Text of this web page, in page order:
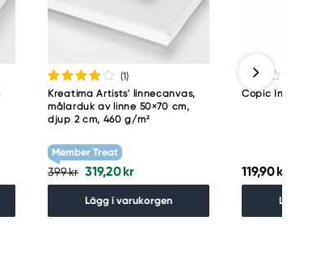
(1)
Kreatima Artists' linnecanvas,
målarduk av linne 50×70 cm,
djup 2 cm, 460 g/m²
Member Treat
399 kr 319,20 kr
Lägg i varukorgen
Copic Ink
119,90 kr
Lägg i